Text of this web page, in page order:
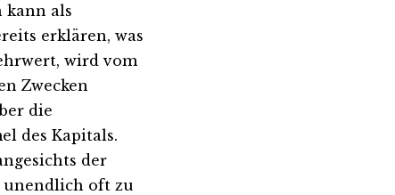
kann als
erklären, was
wird vom
Zwecken
die
des Kapitals.
der
unendlich oft zu